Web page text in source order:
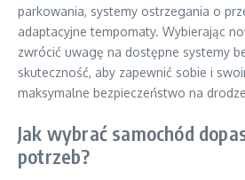
parkowania, systemy ostrzegania o
adaptacyjne tempomaty. Wybierając
zwrócić uwagę na dostępne systemy
skuteczność, aby zapewnić sobie i
maksymalne bezpieczeństwo na
Jak wybrać samochód
potrzeb?